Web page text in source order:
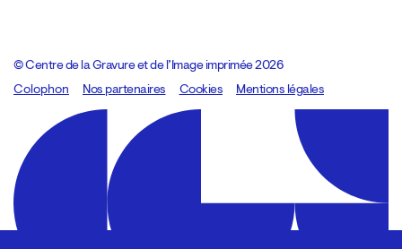
© Centre de la Gravure et de l’Image imprimée 2026
Colophon
Design:Marcel Kaczmarek, code:8080.studio
Nos partenaires Cookies Mentions légales